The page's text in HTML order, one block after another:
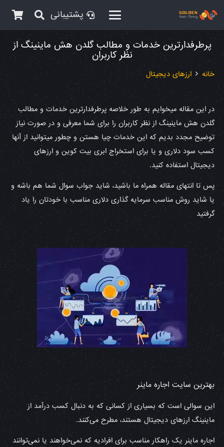
پشتیبانی
پرطرفدارترین خدمات و مطالب گلدن هش ماینینگ از
نظر کاربران
خانه ارزهای دیجیتال
در این مقاله میخوایم به طور خلاصه پرطرفدارترین خدمات و مطالب
گلدن هش ماینینگ از نظر کاربران را برای شما معرفی و در صورت نیاز
توضیح مجدد بدیم که این خدمات چیا هستن و چطور میتوانید از آنها
کسب سود دلاری و یا برای استخراج ابری بیت کوین و ارزهای
دیجیتال استفاده کنید.
پس تا انتهای مقاله همراه ما باشید، شاید جواب سوال شما هم باشه و
یا شاید روش مناسب سرمایه گذاری دلاری مناسب با خودتان را یاد
گرفتید
بهترین سایت اجاره ماینر
این سوالی است که بسیاری از کسانی که به دنبال کسب درآمد از
ماینینگ ارزهای دیجیتال هستند، مطرح می‌کنند.
اجاره ماینر یک راهکار مناسب برای افرادیه که نمی‌خواهند یا نمی‌توانند